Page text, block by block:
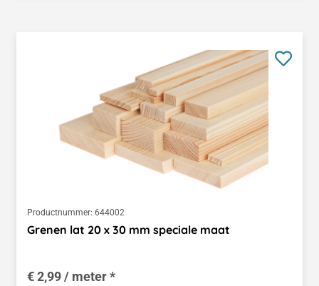
Productnummer: 644002
Grenen lat 20 x 30 mm speciale maat
€ 2,99 / meter *